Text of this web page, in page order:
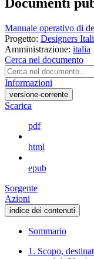
Manuale operativo di
Progetto: Designers
Amministrazione: italia
Cerca nel documento
Informazioni
versione-corrente
Scarica
pdf
html
epub
Sorgente
Azioni
indice dei contenuti
Sommario
1. Scopo,